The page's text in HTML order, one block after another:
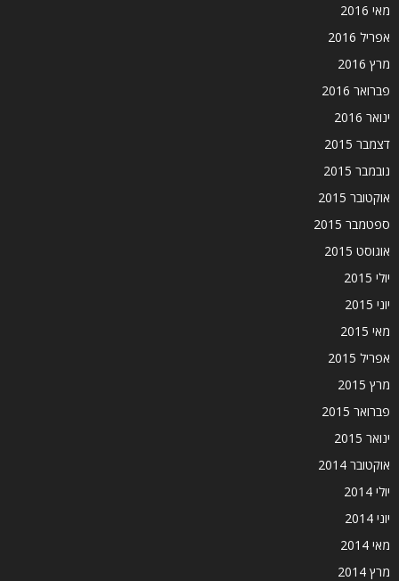
מאי 2016
אפריל 2016
מרץ 2016
פברואר 2016
ינואר 2016
דצמבר 2015
נובמבר 2015
אוקטובר 2015
ספטמבר 2015
אוגוסט 2015
יולי 2015
יוני 2015
מאי 2015
אפריל 2015
מרץ 2015
פברואר 2015
ינואר 2015
אוקטובר 2014
יולי 2014
יוני 2014
מאי 2014
מרץ 2014